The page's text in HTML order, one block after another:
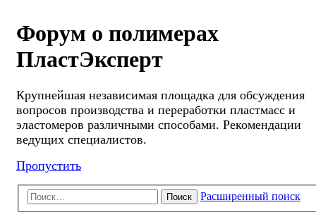
Форум о полимерах
ПластЭксперт
Крупнейшая независимая площадка для обсуждения
вопросов производства и переработки пластмасс и
эластомеров различными способами. Рекомендации
ведущих специалистов.
Пропустить
Поиск Расширенный поиск